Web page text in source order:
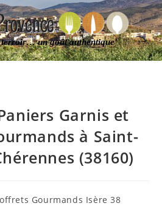
un goût authentique
Garnis et
à Saint-
(38160)
Gourmands Isère 38